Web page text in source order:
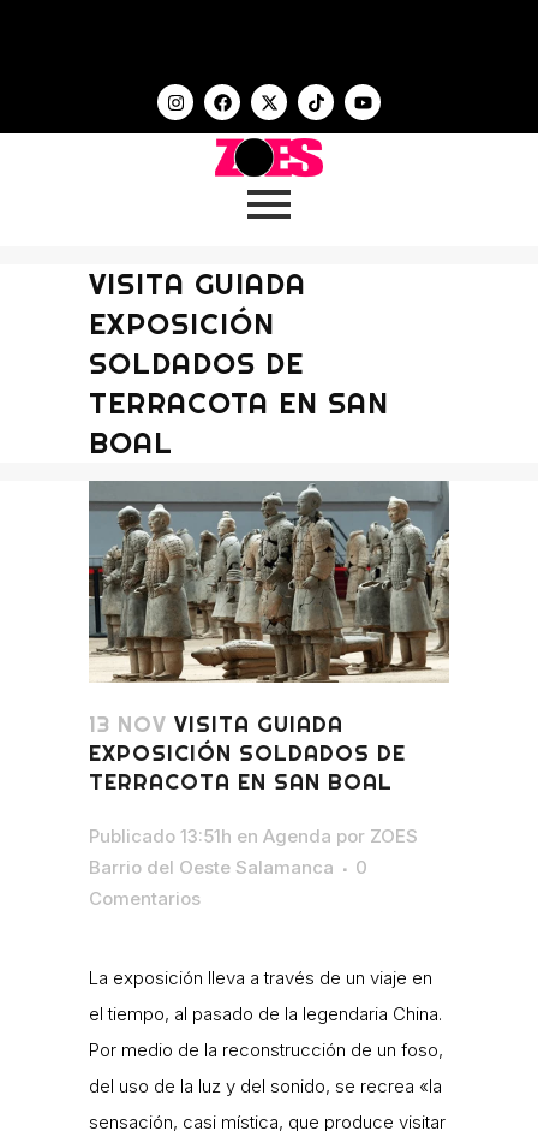
VISITA GUIADA
EXPOSICIÓN
SOLDADOS DE
TERRACOTA EN SAN
BOAL
13 NOV VISITA GUIADA
EXPOSICIÓN SOLDADOS DE
TERRACOTA EN SAN BOAL
Publicado 13:51h en Agenda por ZOES
Barrio del Oeste Salamanca
0
Comentarios
La exposición lleva a través de un viaje en
el tiempo, al pasado de la legendaria China.
Por medio de la reconstrucción de un foso,
del uso de la luz y del sonido, se recrea «la
sensación, casi mística, que produce visitar